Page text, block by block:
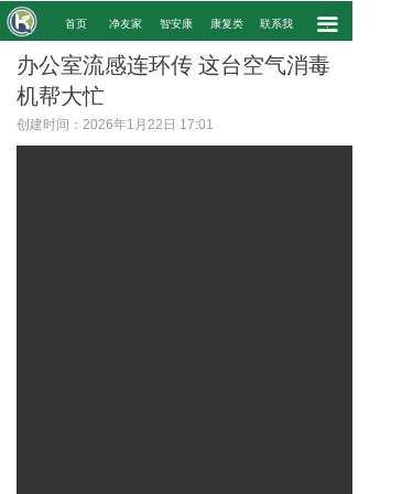
끀
. 首页 净友家 智安康 康复类 联系我 .
办公室流感连环传 这台空气消毒
机帮大忙
创建时间： 2026年1月22日 17:01